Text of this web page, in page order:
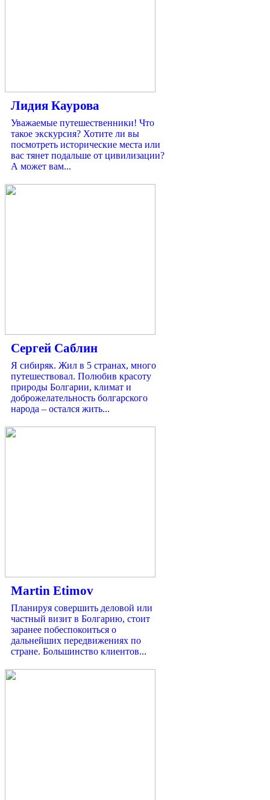
Лидия Каурова
Уважаемые путешественники! Что
такое экскурсия? Хотите ли вы
посмотреть исторические места или
вас тянет подальше от цивилизации?
А может вам...
Сергей Саблин
Я сибиряк. Жил в 5 странах, много
путешествовал. Полюбив красоту
природы Болгарии, климат и
доброжелательность болгарского
народа – остался жить...
Martin Etimov
Планируя совершить деловой или
частный визит в Болгарию, стоит
заранее побеспокоиться о
дальнейших передвижениях по
стране. Большинство клиентов...